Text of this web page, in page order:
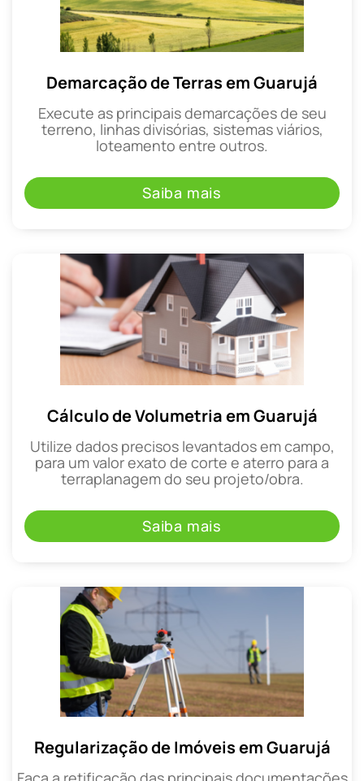
Demarcação de Terras em Guarujá
Execute as principais demarcações de seu
terreno, linhas divisórias, sistemas viários,
loteamento entre outros.
Saiba mais
Cálculo de Volumetria em Guarujá
Utilize dados precisos levantados em campo,
para um valor exato de corte e aterro para a
terraplanagem do seu projeto/obra.
Saiba mais
Regularização de Imóveis em Guarujá